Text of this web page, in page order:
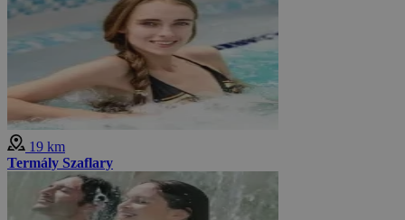
19 km
Termály Szaflary